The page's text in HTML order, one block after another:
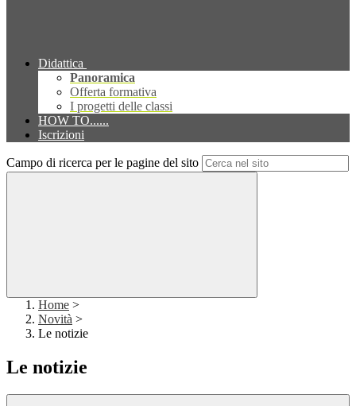
Didattica
Panoramica
Offerta formativa
I progetti delle classi
HOW TO......
Iscrizioni
Campo di ricerca per le pagine del sito
Home >
Novità >
Le notizie
Le notizie